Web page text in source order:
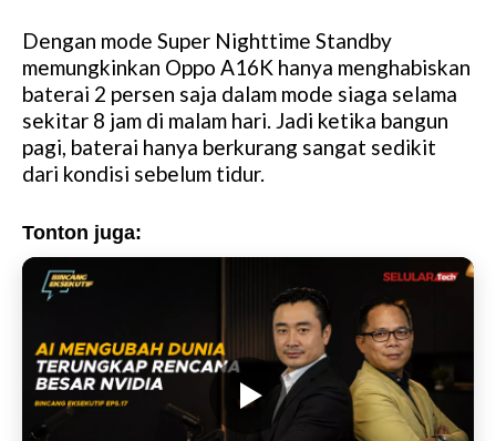
Dengan mode Super Nighttime Standby
memungkinkan Oppo A16K hanya menghabiskan
baterai 2 persen saja dalam mode siaga selama
sekitar 8 jam di malam hari. Jadi ketika bangun
pagi, baterai hanya berkurang sangat sedikit
dari kondisi sebelum tidur.
Tonton juga: